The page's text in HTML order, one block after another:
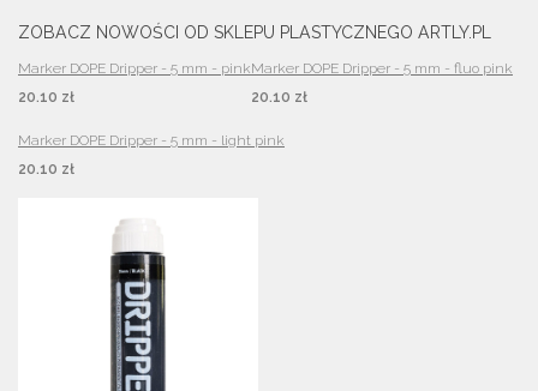
ZOBACZ NOWOŚCI OD SKLEPU PLASTYCZNEGO ARTLY.PL
Marker DOPE Dripper - 5 mm - pink
20.10 zł
Marker DOPE Dripper - 5 mm - fluo pink
20.10 zł
Marker DOPE Dripper - 5 mm - light pink
20.10 zł